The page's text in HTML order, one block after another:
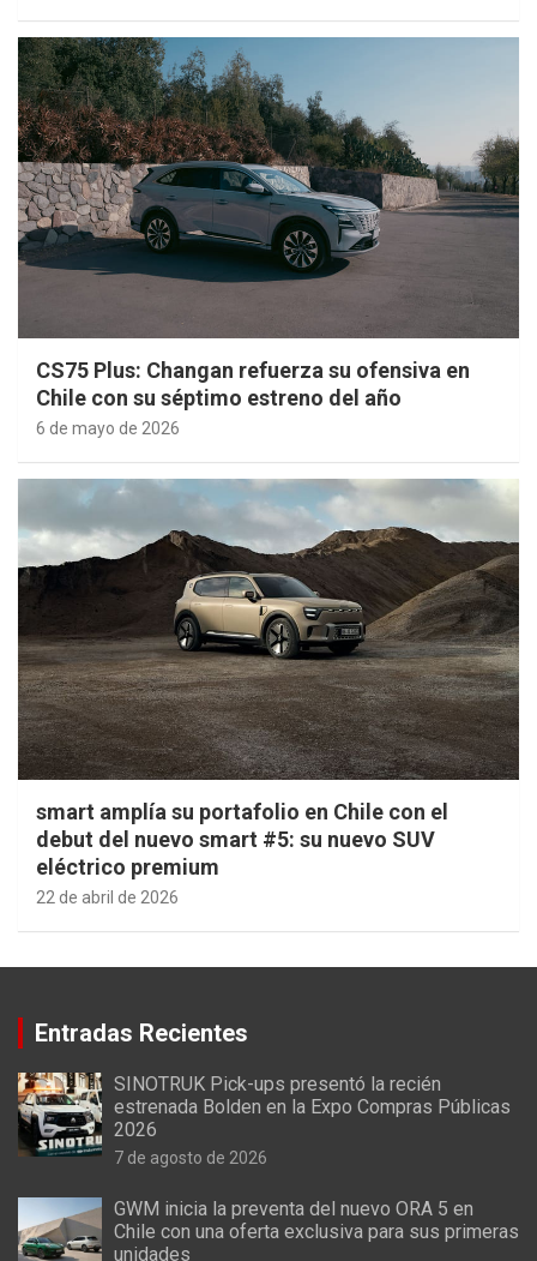
CS75 Plus: Changan refuerza su ofensiva en
Chile con su séptimo estreno del año
6 de mayo de 2026
smart amplía su portafolio en Chile con el
debut del nuevo smart #5: su nuevo SUV
eléctrico premium
22 de abril de 2026
Entradas Recientes
SINOTRUK Pick-ups presentó la recién
estrenada Bolden en la Expo Compras Públicas
2026
7 de agosto de 2026
GWM inicia la preventa del nuevo ORA 5 en
Chile con una oferta exclusiva para sus primeras
unidades